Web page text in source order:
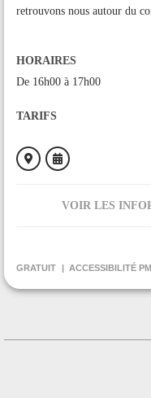
retrouvons nous autour du
HORAIRES
De 16h00 à 17h00
TARIFS
VOIR LES
GRATUIT ACCESSIBILITÉ